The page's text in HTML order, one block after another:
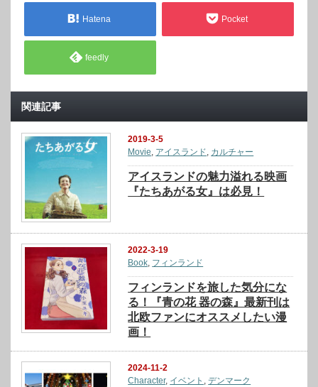
Hatena Pocket
feedly
関連記事
2019-3-5
Movie アイスランド カルチャー
アイスランドの魅力溢れる映画
『たちあがる女』は必見！
2022-3-19
Book, フィンランド
フィンランドを旅した気分にな
る！『青の花 器の森』最新刊は
北欧ファンにオススメしたい漫
画！
2024-11-2
Character, イベント ,デンマーク